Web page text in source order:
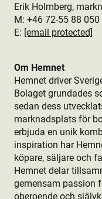
Erik Holmberg,
M: +46 72-55 88 050
E: [email protected]
Om Hemnet
Hemnet driver
Bolaget grundades
sedan dess
marknadsplats för
erbjuda en unik
inspiration har
köpare, säljare och
Hemnet delar
gemensam passion
oberoende och